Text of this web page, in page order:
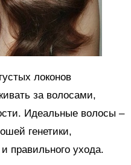
локонов
за волосами,
Идеальные волосы –
генетики,
правильного ухода.